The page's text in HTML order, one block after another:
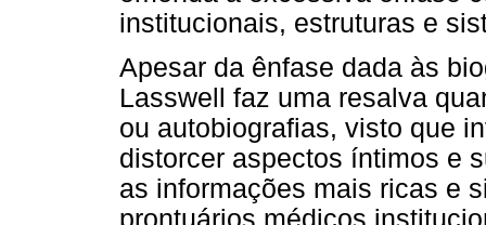
institucionais, estruturas e
Apesar da ênfase dada às
Lasswell faz uma resalva
ou autobiografias, visto que
distorcer aspectos íntimos e
as informações mais ricas e
prontuários médicos